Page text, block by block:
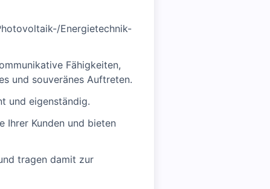
Energietechnik-
Fähigkeiten,
und souveränes Auftreten.
und eigenständig.
Ihrer Kunden und bieten
tragen damit zur